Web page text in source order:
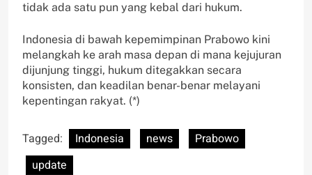
tidak ada satu pun yang kebal dari hukum.
Indonesia di bawah kepemimpinan Prabowo kini
melangkah ke arah masa depan di mana kejujuran
dijunjung tinggi, hukum ditegakkan secara
konsisten, dan keadilan benar-benar melayani
kepentingan rakyat. (*)
Tagged: Indonesia news
Prabowo
update